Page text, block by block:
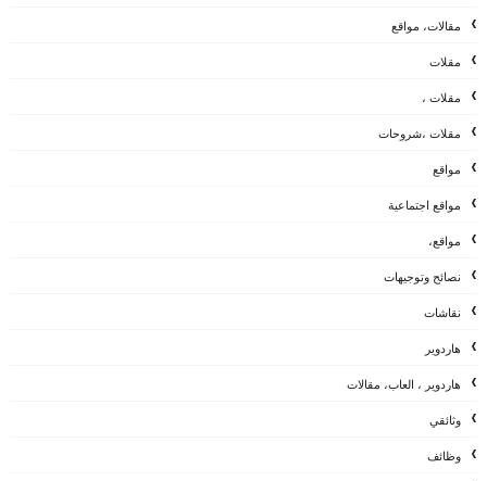
مقالات، مواقع
مقلات
مقلات ،
مقلات ،شروحات
مواقع
مواقع اجتماعية
مواقع،
نصائح وتوجيهات
نقاشات
هاردوير
هاردوير ، العاب، مقالات
وثائقي
وظائف